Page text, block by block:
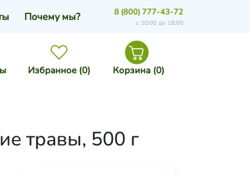
Избранное (0) Корзина (0)
Почему мы? 8 (800) 777-43-72
с 10:00 до 18:00
травы, 500 г